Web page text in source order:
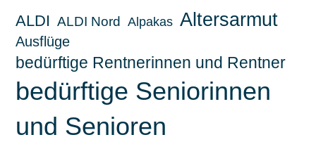
ALDI ALDI Nord Alpakas Altersarmut
Ausflüge
bedürftige Rentnerinnen und Rentner
bedürftige Seniorinnen
und Senioren